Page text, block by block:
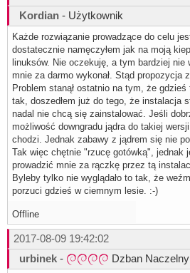
Kordian - Użytkownik
Każde rozwiązanie prowadzące do celu
dostatecznie namęczyłem jak na moją
linuksów. Nie oczekuję, a tym bardziej
mnie za darmo wykonał. Stąd propozycja
Problem stanął ostatnio na tym, że
tak, doszedłem już do tego, że instalacja
nadal nie chcą się zainstalować. Jeśli
możliwość downgradu jądra do takiej
chodzi. Jednak zabawy z jądrem się nie
Tak więc chętnie "rzucę gotówką", jednak
prowadzić mnie za rączkę przez tą
Byleby tylko nie wyglądało to tak, że
porzuci gdzieś w ciemnym lesie. :-)
Offline
2017-08-09 19:42:02
urbinek - Dzban Naczelny